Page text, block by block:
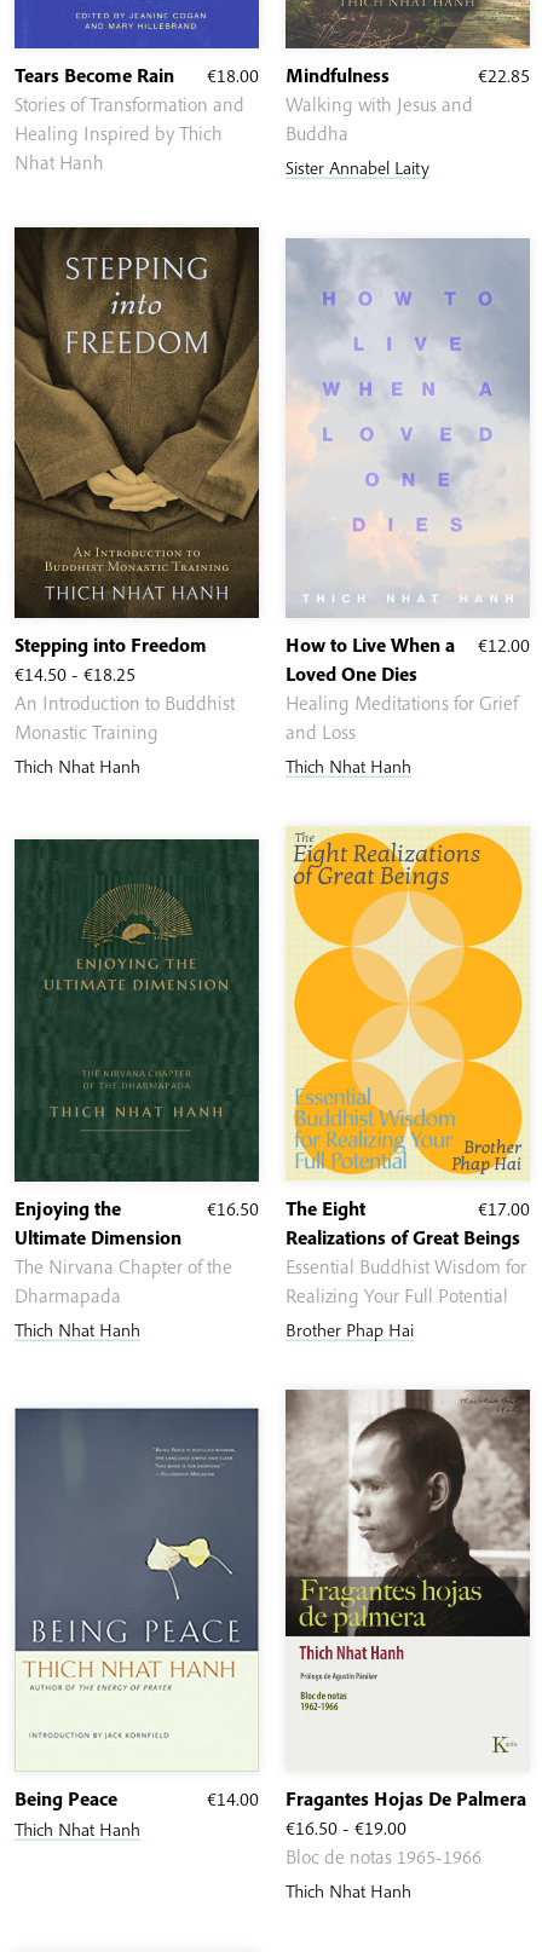
€18.00
Tears Become Rain
Stories of Transformation and
Healing Inspired by Thich
Nhat Hanh
€22.85
Mindfulness
Walking with Jesus and
Buddha
Sister Annabel Laity
€14.50 - €18.25
de
precios:
desde
€18.25
Stepping into Freedom
An Introduction to Buddhist
Monastic Training
Thich Nhat Hanh
€12.00
How to Live When a
Loved One Dies
Healing Meditations for Grief
and Loss
Thich Nhat Hanh
€16.50
Enjoying the
Ultimate Dimension
The Nirvana Chapter of the
Dharmapada
Thich Nhat Hanh
€17.00
The Eight
Realizations of Great Beings
Essential Buddhist Wisdom for
Realizing Your Full Potential
Brother Phap Hai
€14.00
Being Peace
Thich Nhat Hanh €16.50 - €19.00Rango
de
precios:
Fragantes Hojas De Palmera
Bloc de notas 1965-1966
Thich Nhat Hanh